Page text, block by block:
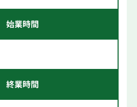
始業時間
終業時間